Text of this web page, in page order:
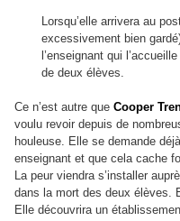
Lorsqu’elle arrivera au
excessivement bien
l’enseignant qui
de deux élèves.
Ce n’est autre que Cooper
voulu revoir depuis de
houleuse. Elle se demande
enseignant et que cela cache
La peur viendra s’installer
dans la mort des deux élèves.
Elle découvrira un